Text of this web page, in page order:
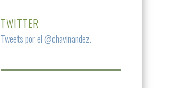
TWITTER
Tweets por el @chavinandez.